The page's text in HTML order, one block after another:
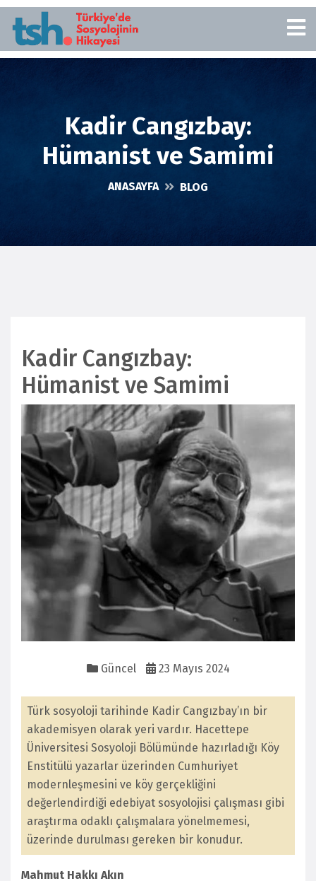
Kadir Cangızbay:
Hümanist ve Samimi
ANASAYFA BLOG
Kadir Cangızbay:
Hümanist ve Samimi
Güncel 23 Mayıs 2024
Türk sosyoloji tarihinde Kadir Cangızbay’ın bir
akademisyen olarak yeri vardır. Hacettepe
Üniversitesi Sosyoloji Bölümünde hazırladığı Köy
Enstitülü yazarlar üzerinden Cumhuriyet
modernleşmesini ve köy gerçekliğini
değerlendirdiği edebiyat sosyolojisi çalışması gibi
araştırma odaklı çalışmalara yönelmemesi,
üzerinde durulması gereken bir konudur.
Mahmut Hakkı Akın